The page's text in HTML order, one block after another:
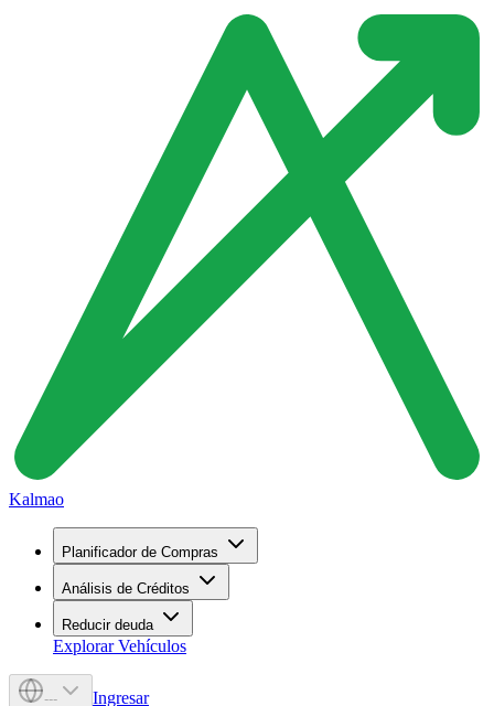
Kalmao
Planificador de Compras
Análisis de Créditos
Reducir deuda
Explorar Vehículos
--- Ingresar